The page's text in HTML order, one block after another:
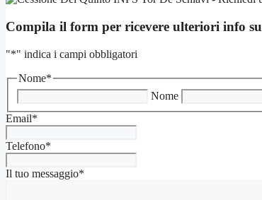
Compila il form per ricevere ulteriori info su
"*" indica i campi obbligatori
Nome*
Nome
Email*
Telefono*
Il tuo messaggio*